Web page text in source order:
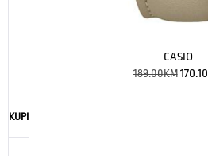
CASIO
189.00KM 170.10
KUPI